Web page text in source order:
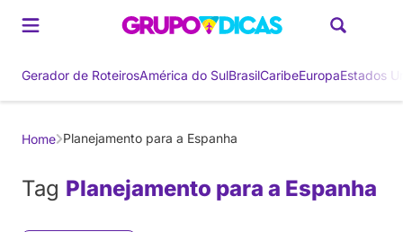
Gerador de RoteirosAmérica do SulBrasilCaribeEuropaEstados
Home Planejamento para a Espanha
Tag Planejamento para a Espanha